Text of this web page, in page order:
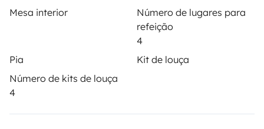
Mesa interior
Número de lugares para
refeição
4
Pia
Kit de louça
Número de kits de louça
4
Como funciona?
Primeiros passos de autocaravana
Os comentários dos nossos utilizadores
Ajuda locatário